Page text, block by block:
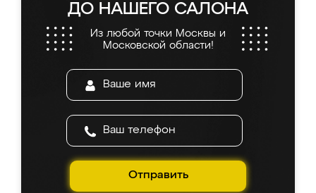
ДО НАШЕГО САЛОНА
Из любой точки Москвы и
Московской области!
Отправить